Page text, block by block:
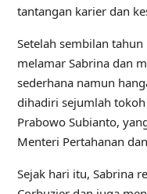
tantangan karier dan
Setelah sembilan
melamar Sabrina dan
sederhana namun
dihadiri sejumlah
Prabowo Subianto,
Menteri Pertahanan
Sejak hari itu, Sabrina